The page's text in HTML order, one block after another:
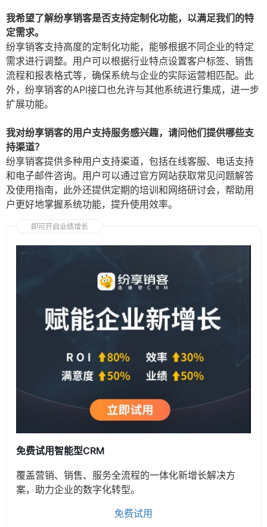
我希望了解纷享销客是否支持定制化功能，以满足我们的特
定需求。
纷享销客支持高度的定制化功能，能够根据不同企业的特定
需求进行调整。用户可以根据行业特点设置客户标签、销售
流程和报表格式等，确保系统与企业的实际运营相匹配。此
外，纷享销客的API接口也允许与其他系统进行集成，进一步
扩展功能。
我对纷享销客的用户支持服务感兴趣，请问他们提供哪些支
持渠道？
纷享销客提供多种用户支持渠道，包括在线客服、电话支持
和电子邮件咨询。用户可以通过官方网站获取常见问题解答
及使用指南，此外还提供定期的培训和网络研讨会，帮助用
户更好地掌握系统功能，提升使用效率。
即可开启业绩增长
免费试用智能型CRM
覆盖营销、销售、服务全流程的一体化新增长解决方
案，助力企业的数字化转型。
免费试用